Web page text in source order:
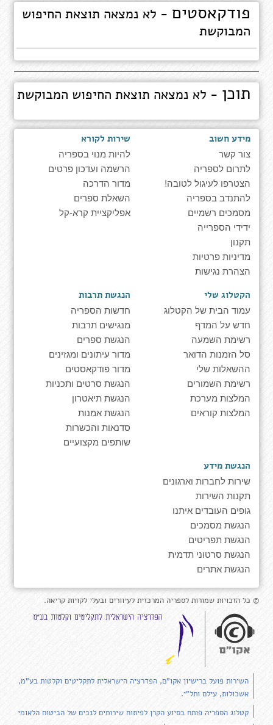
פודקאסטים - לא נמצאה תוצאת החיפוש
המבוקשת
תוכן - לא נמצאה תוצאת החיפוש המבוקשת
מידע חשוב
צור קשר
לתרום לספריה
הצטרפו לעיגול לטובה!
להתנדב בספריה
מסמכים רשמיים
ידידי הספרייה
תקנון
מדיניות פרטיות
הצהרת נגישות
שירות לקורא
להיות מנוי בספריה
הרשמה ועדכון פרטים
מדור הדרכה
השאלת ספרים
אפליקציית קרא-קל
הקטלוג שלי
עמוד הבית של הקטלוג
חדש על המדף
רשימת השמעה
סל הזמנות הדואר
ההשאלות שלי
רשימת השמורים
המלצות מערכת
המלצות קוראים
הנגשת תרבות
חדשות הספריה
מנגישים תרבות
הנגשת ספרים
מדור עיתונים ומגזינים
מדור פודקאסטים
הנגשת סרטים ותכניות
הנגשת תיאטרון
הנגשת אמנות
סדנאות והכשרות
שותפים מקצועיים
הנגשת מידע
שירות לחברות וארגונים
תקנות השירות
גופים העובדים איתנו
הנגשת מסמכים
הנגשת תפריטים
הנגשת סרטוני תדמית
הנגשת אתרים
© כל הזכויות שמורות לספריה המרכזית לעיוורים ובעלי לקויות קריאה.
השירות פועל ברישיון אקו"ם, הפדרציה הישראלית לתקליטים וקלטות בע"מ,
אשכולות, עילם ותל"י.
קטלוג הספריה פותח בסיוע הקרן לפיתוח שירותים לנכים של הביטוח הלאומי